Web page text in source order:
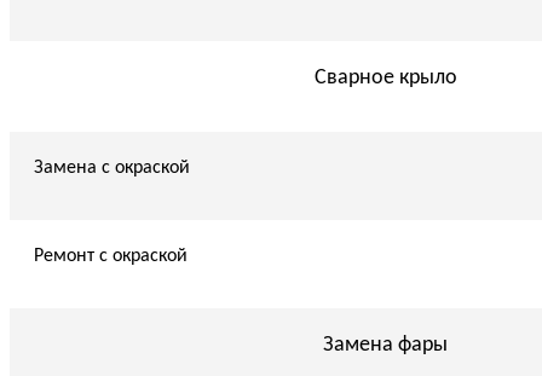
Сварное крыло
Замена с окраской
Ремонт с окраской
Замена фары